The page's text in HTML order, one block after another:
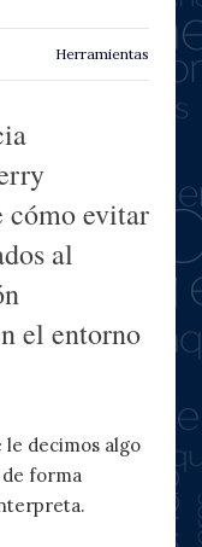
Herramientas
cómo evitar
al
el entorno
le decimos algo
forma